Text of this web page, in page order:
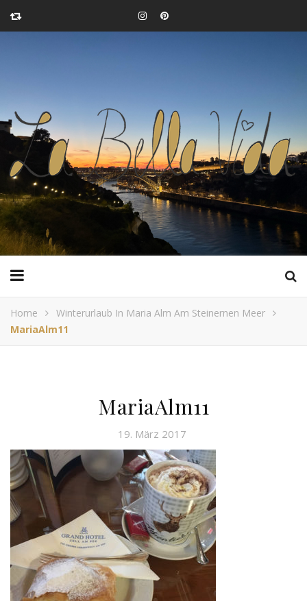
Home
Winterurlaub In Maria Alm Am Steinernen Meer
MariaAlm11
MariaAlm11
19. März 2017